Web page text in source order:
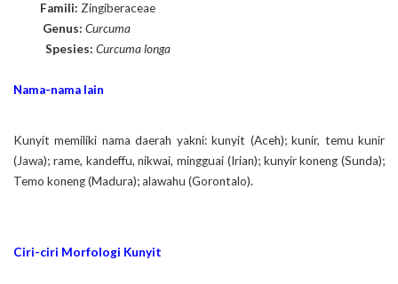
Famili: Zingiberaceae
Genus: Curcuma
Spesies: Curcuma longa
Nama-nama lain
Kunyit memiliki nama daerah yakni: kunyit (Aceh); kunir, temu kunir
(Jawa); rame, kandeffu, nikwai, mingguai (Irian); kunyir koneng (Sunda);
Temo koneng (Madura); alawahu (Gorontalo).
Ciri-ciri Morfologi Kunyit